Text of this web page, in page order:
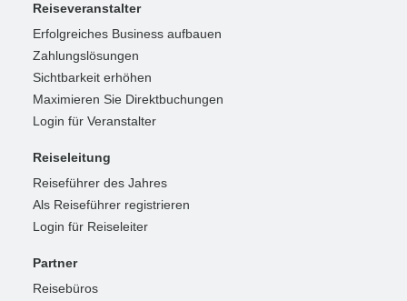
Reiseveranstalter
Erfolgreiches Business aufbauen
Zahlungslösungen
Sichtbarkeit erhöhen
Maximieren Sie Direktbuchungen
Login für Veranstalter
Reiseleitung
Reiseführer des Jahres
Als Reiseführer registrieren
Login für Reiseleiter
Partner
Reisebüros